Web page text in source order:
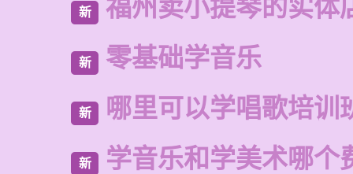
新 福州卖小提琴的实体
新 零基础学音乐
新 哪里可以学唱歌培训
新 学音乐和学美术哪个